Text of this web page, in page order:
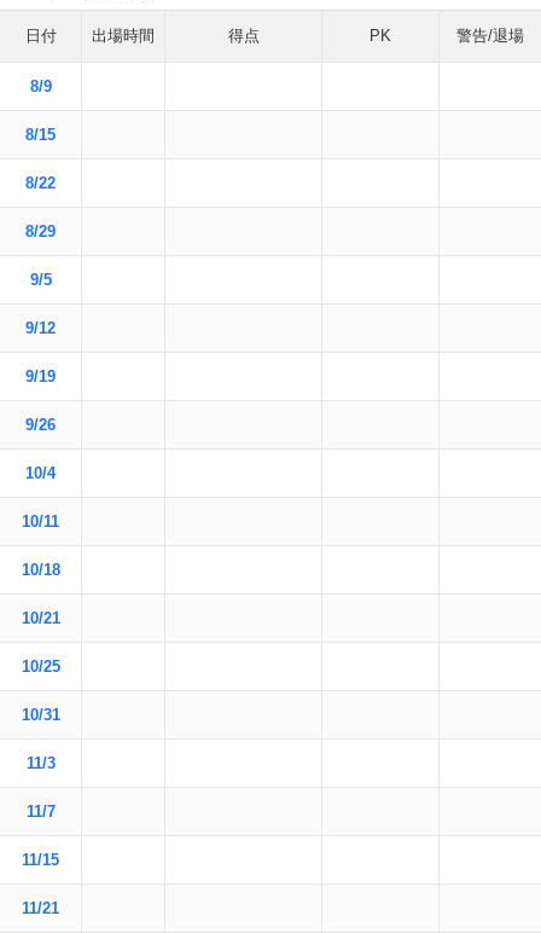
日付 出場時間 得点 PK 警告/退場
8/9
8/15
8/22
8/29
9/5
9/12
9/19
9/26
10/4
10/11
10/18
10/21
10/25
10/31
11/3
11/7
11/15
11/21